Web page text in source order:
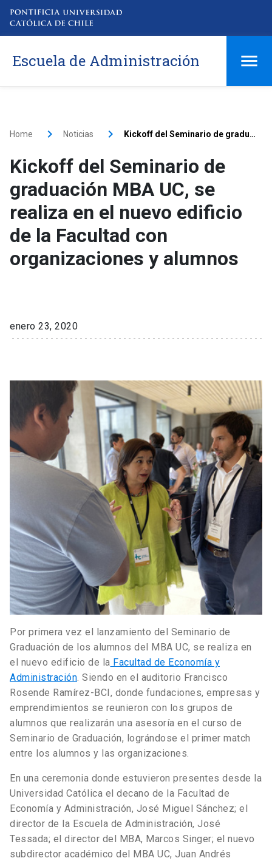
Escuela de Administración
Home Noticias Kickoff del Seminario de graduación MBA UC, se realiza en el nuevo edificio de la Facultad con organizaciones y alumnos
Kickoff del Seminario de
graduación MBA UC, se
realiza en el nuevo edificio
de la Facultad con
organizaciones y alumnos
enero 23, 2020
Por primera vez el lanzamiento del Seminario de
Graduación de los alumnos del MBA UC, se realiza en
el nuevo edificio de la Facultad de Economía y
Administración. Siendo en el auditorio Francisco
Rosende Ramírez-BCI, donde fundaciones, empresas y
emprendimientos se reunieron con los grupos de
alumnos que realizarán una asesoría en el curso de
Seminario de Graduación, lográndose el primer match
entre los alumnos y las organizaciones.
En una ceremonia donde estuvieron presentes desde la
Universidad Católica el decano de la Facultad de
Economía y Administración, José Miguel Sánchez; el
director de la Escuela de Administración, José
Tessada; el director del MBA, Marcos Singer; el nuevo
subdirector académico del MBA UC, Juan Andrés